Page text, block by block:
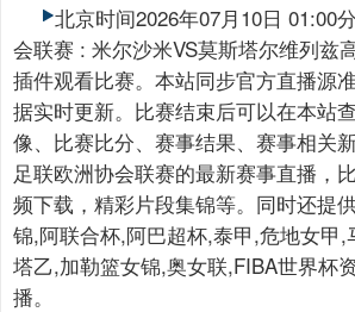
北京时间2026年07月10日 01:00
会联赛 : 米尔沙米VS莫斯塔尔维列兹
插件观看比赛。本站同步官方直播源
据实时更新。比赛结束后可以在本站
像、比赛比分、赛事结果、赛事相关
足联欧洲协会联赛的最新赛事直播，
频下载，精彩片段集锦等。同时还提
锦,阿联合杯,阿巴超杯,泰甲,危地女甲
塔乙,加勒篮女锦,奥女联,FIBA世界杯
播。